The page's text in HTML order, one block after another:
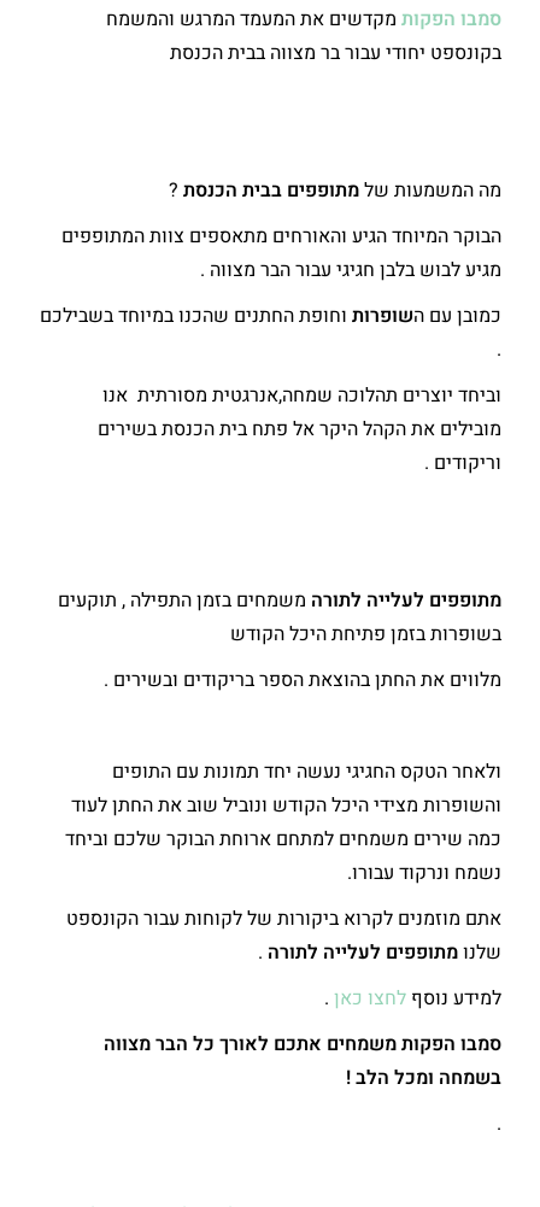
סמבו הפקות מקדשים את המעמד המרגש והמשמח
בקונספט יחודי עבור בר מצווה בבית הכנסת
מה המשמעות שלמתופפים בבית הכנסת ?
הבוקר המיוחד הגיע והאורחים מתאספים צוות המתופפים
מגיע לבוש בלבן חגיגי עבור הבר מצווה .
כמובן עם השופרות וחופת החתנים שהכנו במיוחד בשבילכם
.
וביחד יוצרים תהלוכה שמחה,אנרגטית מסורתית אנו
מובילים את הקהל היקר אל פתח בית הכנסת בשירים
וריקודים .
מתופפים לעלייה לתורה משמחים בזמן התפילה , תוקעים
בשופרות בזמן פתיחת היכל הקודש
מלווים את החתן בהוצאת הספר בריקודים ובשירים .
ולאחר הטקס החגיגי נעשה יחד תמונות עם התופים
והשופרות מצידי היכל הקודש ונוביל שוב את החתן לעוד
כמה שירים משמחים למתחם ארוחת הבוקר שלכם וביחד
נשמח ונרקוד עבורו.
אתם מוזמנים לקרוא ביקורות של לקוחות עבור הקונספט
שלנומתופפים לעלייה לתורה .
למידע נוסףלחצו כאן .
סמבו הפקות משמחים אתכם לאורך כל הבר מצווה
בשמחה ומכל הלב !
.